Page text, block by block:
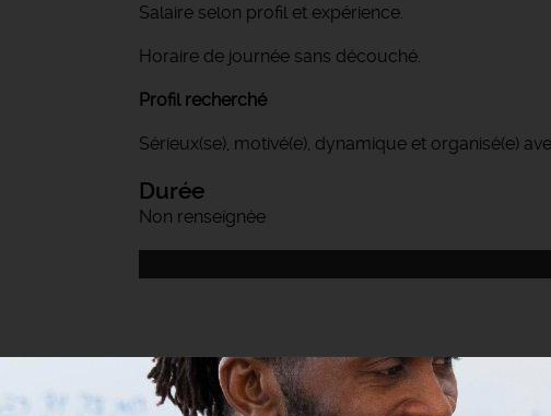
Salaire selon profil et expérience.
Horaire de journée sans découché.
Profil recherché
Sérieux(se), motivé(e), dynamique et organisé(e)
Durée
Non renseignée